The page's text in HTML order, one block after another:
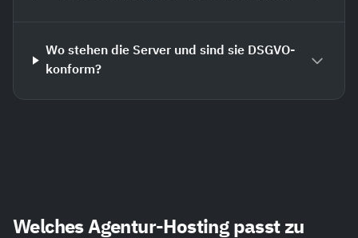
Wo stehen die Server und sind sie DSGVO-
konform?
Welches Agentur-Hosting passt zu